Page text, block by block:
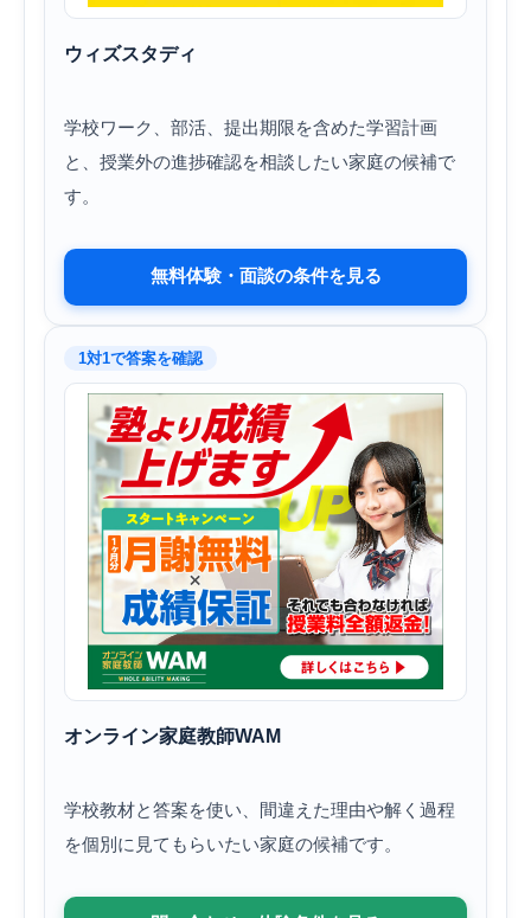
ウィズスタディ
学校ワーク、部活、提出期限を含めた学習計画
と、授業外の進捗確認を相談したい家庭の候補で
す。
無料体験・面談の条件を見る
1対1で答案を確認
オンライン家庭教師WAM
学校教材と答案を使い、間違えた理由や解く過程
を個別に見てもらいたい家庭の候補です。